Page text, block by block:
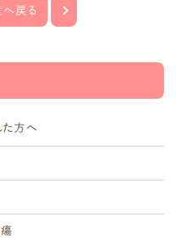
形 ©2023 難治性血管腫・血管奇形 薬物療法研究班.
へ戻る
た方へ